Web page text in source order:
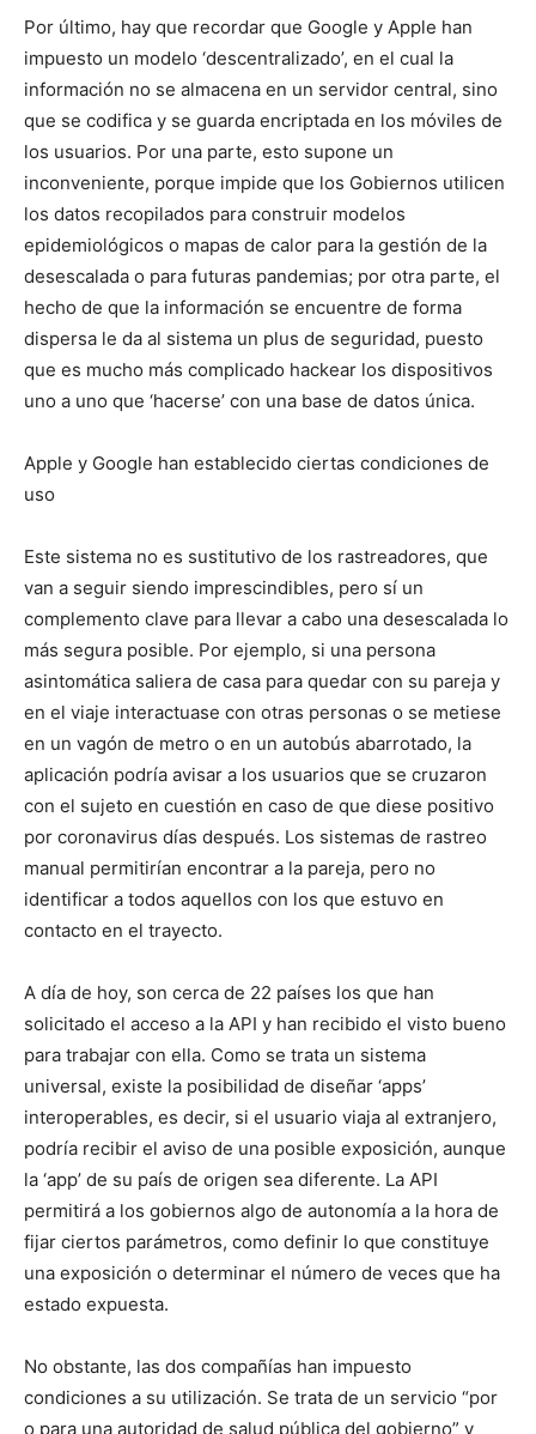
Por último, hay que recordar que Google y Apple han
impuesto un modelo ‘descentralizado’, en el cual la
información no se almacena en un servidor central, sino
que se codifica y se guarda encriptada en los móviles de
los usuarios. Por una parte, esto supone un
inconveniente, porque impide que los Gobiernos utilicen
los datos recopilados para construir modelos
epidemiológicos o mapas de calor para la gestión de la
desescalada o para futuras pandemias; por otra parte, el
hecho de que la información se encuentre de forma
dispersa le da al sistema un plus de seguridad, puesto
que es mucho más complicado hackear los dispositivos
uno a uno que ‘hacerse’ con una base de datos única.
Apple y Google han establecido ciertas condiciones de
uso
Este sistema no es sustitutivo de los rastreadores, que
van a seguir siendo imprescindibles, pero sí un
complemento clave para llevar a cabo una desescalada lo
más segura posible. Por ejemplo, si una persona
asintomática saliera de casa para quedar con su pareja y
en el viaje interactuase con otras personas o se metiese
en un vagón de metro o en un autobús abarrotado, la
aplicación podría avisar a los usuarios que se cruzaron
con el sujeto en cuestión en caso de que diese positivo
por coronavirus días después. Los sistemas de rastreo
manual permitirían encontrar a la pareja, pero no
identificar a todos aquellos con los que estuvo en
contacto en el trayecto.
A día de hoy, son cerca de 22 países los que han
solicitado el acceso a la API y han recibido el visto bueno
para trabajar con ella. Como se trata un sistema
universal, existe la posibilidad de diseñar ‘apps’
interoperables, es decir, si el usuario viaja al extranjero,
podría recibir el aviso de una posible exposición, aunque
la ‘app’ de su país de origen sea diferente. La API
permitirá a los gobiernos algo de autonomía a la hora de
fijar ciertos parámetros, como definir lo que constituye
una exposición o determinar el número de veces que ha
estado expuesta.
No obstante, las dos compañías han impuesto
condiciones a su utilización. Se trata de un servicio “por
o para una autoridad de salud pública del gobierno” y